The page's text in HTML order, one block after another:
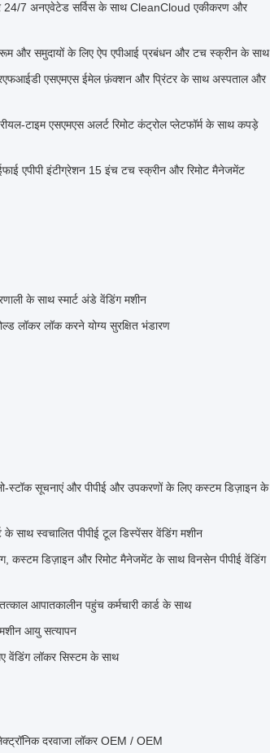
24/7 अनएवेटेड सर्विस के साथ CleanCloud एकीकरण और
रूम और समुदायों के लिए ऐप एपीआई प्रबंधन और टच स्क्रीन के साथ
एसएमएस ईमेल फ़ंक्शन और प्रिंटर के साथ अस्पताल और
टाइम एसएमएस अलर्ट रिमोट कंट्रोल प्लेटफॉर्म के साथ कपड़े
एपीपी इंटीग्रेशन 15 इंच टच स्क्रीन और रिमोट मैनेजमेंट
के साथ स्मार्ट अंडे वेंडिंग मशीन
लॉकर लॉक करने योग्य सुरक्षित भंडारण
स्टॉक सूचनाएं और पीपीई और उपकरणों के लिए कस्टम डिज़ाइन के
साथ स्वचालित पीपीई टूल डिस्पेंसर वेंडिंग मशीन
कस्टम डिज़ाइन और रिमोट मैनेजमेंट के साथ विनसेन पीपीई वेंडिंग
आपातकालीन पहुंच कर्मचारी कार्ड के साथ
मशीन आयु सत्यापन
वेंडिंग लॉकर सिस्टम के साथ
दरवाजा लॉकर OEM / OEM